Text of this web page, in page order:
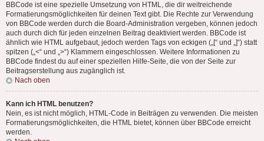
BBCode ist eine spezielle Umsetzung von HTML, die dir weitreichende
Formatierungsmöglichkeiten für deinen Text gibt. Die Rechte zur Verwendung
von BBCode werden durch die Board-Administration vergeben, können jedoch
auch durch dich für jeden einzelnen Beitrag deaktiviert werden. BBCode ist
ähnlich wie HTML aufgebaut, jedoch werden Tags von eckigen („[“ und „]“) statt
spitzen („<“ und „>“) Klammern eingeschlossen. Weitere Informationen zu
BBCode findest du auf einer speziellen Hilfe-Seite, die von der Seite zur
Beitragserstellung aus zugänglich ist.
Nach oben
Kann ich HTML benutzen?
Nein, es ist nicht möglich, HTML-Code in Beiträgen zu verwenden. Die meisten
Formatierungsmöglichkeiten, die HTML bietet, können über BBCode erreicht
werden.